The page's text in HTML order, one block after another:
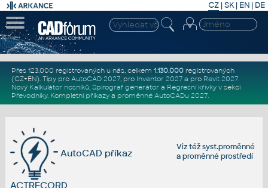
CZ | SK| EN | DE
Přes 123.000 registrovaných u nás, celkem 1.130.000registrovaných
(CZ+EN). Tipy pro AutoCAD 2027, pro Inventor 2027a pro Revit 2027.
Nový Kalkulátor nosníků, Spirograf generátor a Regresní křivkyv sekci
Převodníky. Kompletní příkazya proměnné AutoCADu 2027.
Viz téžsyst.proměnné
aproměnné prostředí
AutoCAD příkaz
ACTRECORD